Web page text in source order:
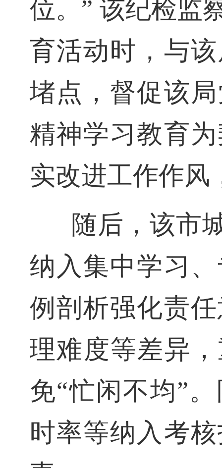
位。” 该纪检监
育活动时，与
堵点，督促该
精神学习教育
实改进工作作风
随后，该市
纳入集中学习
例剖析强化责
理难度等差异
免“忙闲不均”
时率等纳入考